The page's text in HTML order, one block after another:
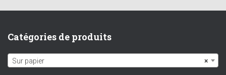
Catégories de produits
×
Sur papier